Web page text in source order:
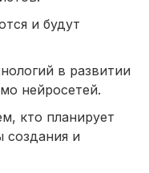
и будут
в развитии
нейросетей.
кто планирует
создания и